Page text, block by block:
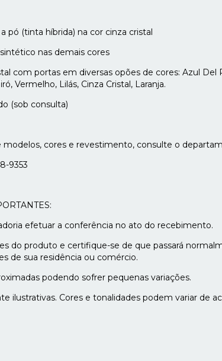
pó (tinta híbrida) na cor cinza cristal
nas demais cores
com portas em diversas opões de cores: Azul Del
Vermelho, Lilás, Cinza Cristal, Laranja.
(sob consulta)
modelos, cores e revestimento, consulte o
9353
efetuar a conferência no ato do recebimento.
do produto e certifique-se de que passará
de sua residência ou comércio.
podendo sofrer pequenas variações.
ilustrativas. Cores e tonalidades podem variar de